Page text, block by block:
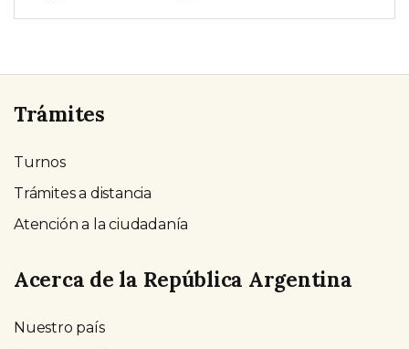
Trámites
Turnos
Trámites a distancia
Atención a la ciudadanía
Acerca de la República Argentina
Nuestro país